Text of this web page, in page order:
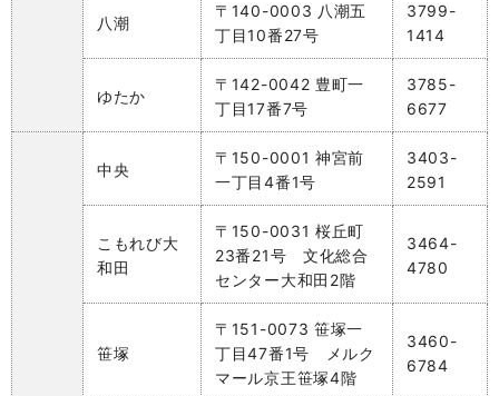
八潮
〒140-0003 八潮五
丁目10番27号
3799-
1414
ゆたか
〒142-0042 豊町一
丁目17番7号
3785-
6677
中央
〒150-0001 神宮前
一丁目4番1号
3403-
2591
こもれび大
和田
〒150-0031 桜丘町
23番21号 文化総合
センター大和田2階
3464-
4780
笹塚
〒151-0073 笹塚一
丁目47番1号 メルク
マール京王笹塚4階
3460-
6784